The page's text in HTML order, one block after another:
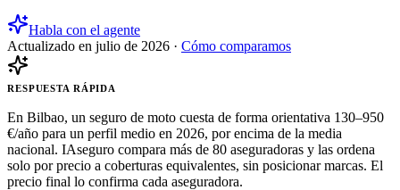
Habla con el agente
Actualizado en julio de 2026 · Cómo comparamos
RESPUESTA RÁPIDA
En Bilbao, un seguro de moto cuesta de forma orientativa 130–950
€/año para un perfil medio en 2026, por encima de la media
nacional. IAseguro compara más de 80 aseguradoras y las ordena
solo por precio a coberturas equivalentes, sin posicionar marcas. El
precio final lo confirma cada aseguradora.